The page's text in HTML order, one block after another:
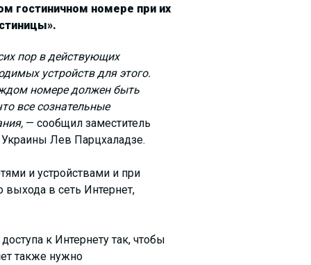
гостиничном номере при их
пор в действующих
устройств для этого.
номере должен быть
все сознательные
— сообщил заместитель
Украины Лев Парцхаладзе.
и устройствами и при
в сеть Интернет,
к Интернету так, чтобы
также нужно